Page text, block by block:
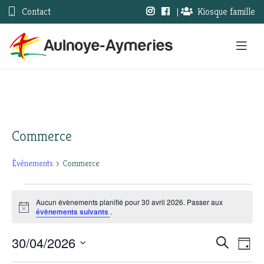
Contact | Kiosque famille
Commerce
Évènements Commerce
Évènements
for
30
Notice
Aucun évènements planifié pour 30 avril 2026. Passer aux
évènements suivants .
Recherche
Jour
30/04/2026